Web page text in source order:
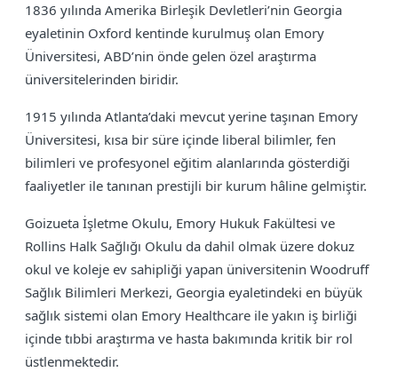
1836 yılında Amerika Birleşik Devletleri’nin Georgia
eyaletinin Oxford kentinde kurulmuş olan Emory
Üniversitesi, ABD’nin önde gelen özel araştırma
üniversitelerinden biridir.
1915 yılında Atlanta’daki mevcut yerine taşınan Emory
Üniversitesi, kısa bir süre içinde liberal bilimler, fen
bilimleri ve profesyonel eğitim alanlarında gösterdiği
faaliyetler ile tanınan prestijli bir kurum hâline gelmiştir.
Goizueta İşletme Okulu, Emory Hukuk Fakültesi ve
Rollins Halk Sağlığı Okulu da dahil olmak üzere dokuz
okul ve koleje ev sahipliği yapan üniversitenin Woodruff
Sağlık Bilimleri Merkezi, Georgia eyaletindeki en büyük
sağlık sistemi olan Emory Healthcare ile yakın iş birliği
içinde tıbbi araştırma ve hasta bakımında kritik bir rol
üstlenmektedir.